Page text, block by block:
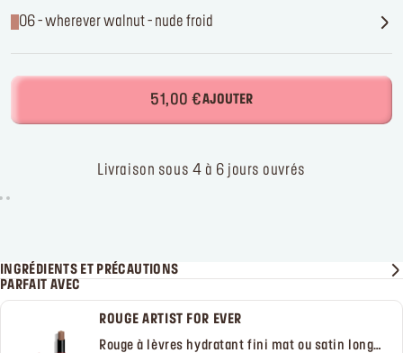
06 - wherever walnut - nude froid
51,00 €AJOUTER
Livraison sous 4 à 6 jours ouvrés
INGRÉDIENTS ET PRÉCAUTIONS
PARFAIT AVEC
ROUGE ARTIST FOR EVER
Rouge à lèvres hydratant fini mat ou satin longue